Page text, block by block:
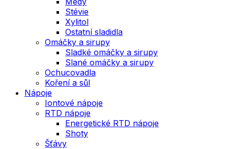
Stévie
Xylitol
Ostatní sladidla
Omáčky a sirupy
Sladké omáčky a sirupy
Slané omáčky a sirupy
Ochucovadla
Koření a sůl
Nápoje
Iontové nápoje
RTD nápoje
Energetické RTD nápoje
Shoty
Šťávy